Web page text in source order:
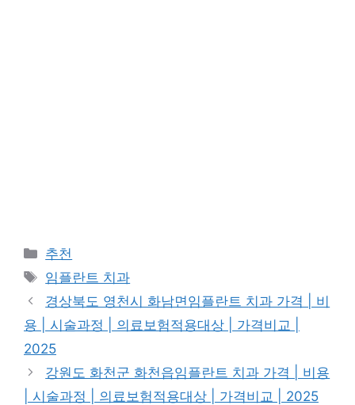
카
테
고
리
추천
태
그
임플란트 치과
경상북도 영천시 화남면임플란트 치과 가격 | 비
용 | 시술과정 | 의료보험적용대상 | 가격비교 |
2025
강원도 화천군 화천읍임플란트 치과 가격 | 비용
| 시술과정 | 의료보험적용대상 | 가격비교 | 2025